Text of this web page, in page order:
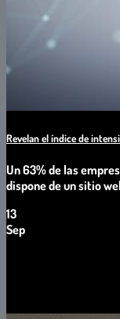
Revelan el índice de
Un 63% de las
dispone de un sitio
13
Sep